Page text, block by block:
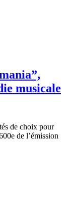
musicale
de choix pour
de l’émission